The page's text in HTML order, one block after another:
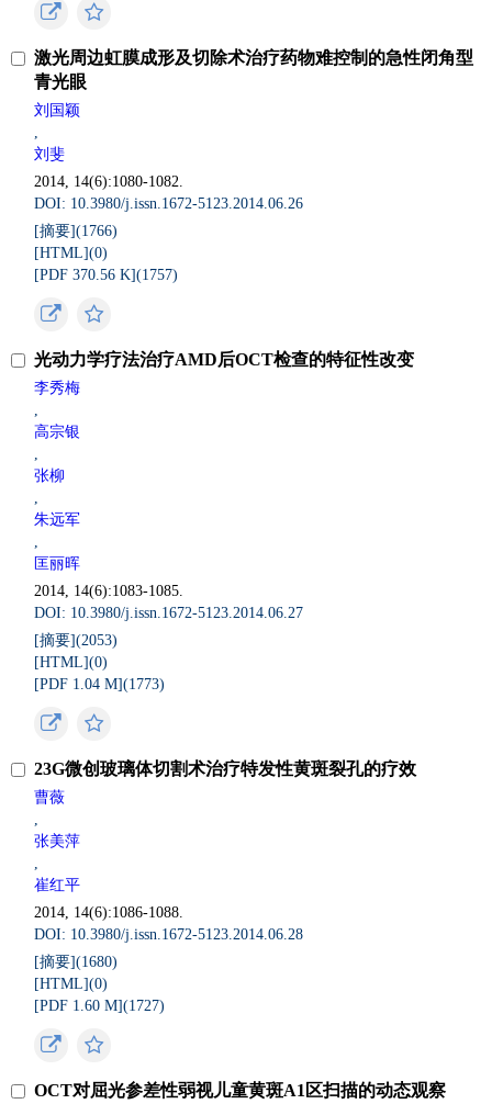
激光周边虹膜成形及切除术治疗药物难控制的急性闭角型
青光眼
刘国颖
,
刘斐
2014, 14(6):1080-1082.
DOI: 10.3980/j.issn.1672-5123.2014.06.26
[摘要](1766)
[HTML](0)
[PDF 370.56 K](1757)
光动力学疗法治疗AMD后OCT检查的特征性改变
李秀梅
,
高宗银
,
张柳
,
朱远军
,
匡丽晖
2014, 14(6):1083-1085.
DOI: 10.3980/j.issn.1672-5123.2014.06.27
[摘要](2053)
[HTML](0)
[PDF 1.04 M](1773)
23G微创玻璃体切割术治疗特发性黄斑裂孔的疗效
曹薇
,
张美萍
,
崔红平
2014, 14(6):1086-1088.
DOI: 10.3980/j.issn.1672-5123.2014.06.28
[摘要](1680)
[HTML](0)
[PDF 1.60 M](1727)
OCT对屈光参差性弱视儿童黄斑A1区扫描的动态观察